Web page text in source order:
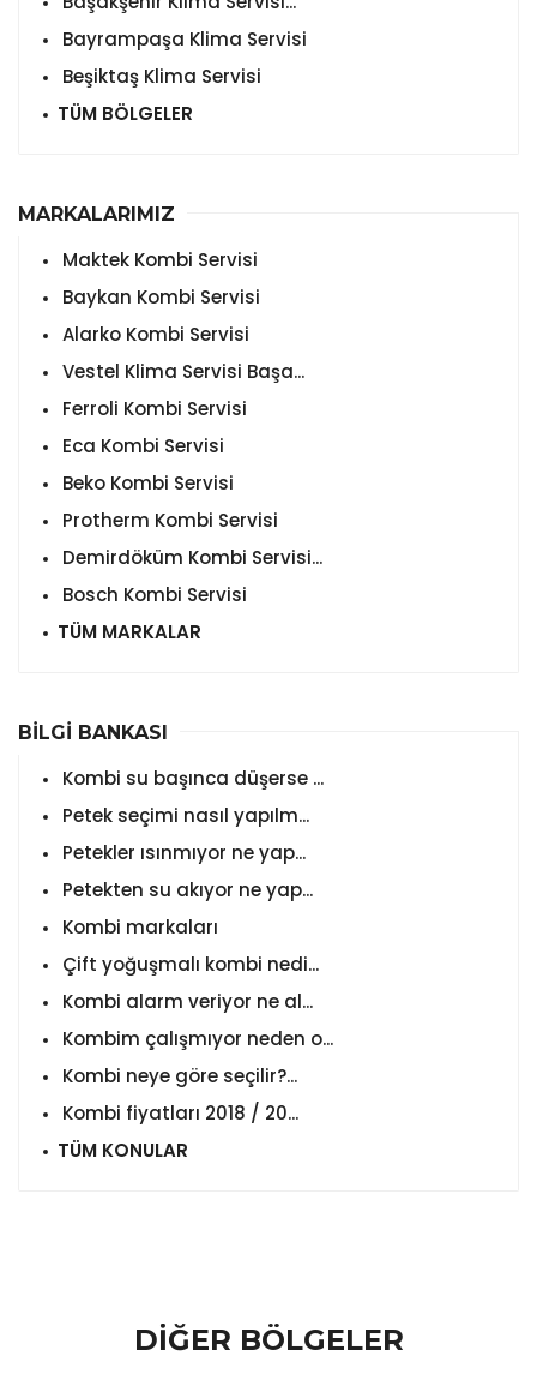
Bayrampaşa Klima Servisi
Beşiktaş Klima Servisi
TÜM BÖLGELER
MARKALARIMIZ
Maktek Kombi Servisi
Baykan Kombi Servisi
Alarko Kombi Servisi
Vestel Klima Servisi Başa...
Ferroli Kombi Servisi
Eca Kombi Servisi
Beko Kombi Servisi
Protherm Kombi Servisi
Demirdöküm Kombi Servisi...
Bosch Kombi Servisi
TÜM MARKALAR
BİLGİ BANKASI
Kombi su başınca düşerse ...
Petek seçimi nasıl yapılm...
Petekler ısınmıyor ne yap...
Petekten su akıyor ne yap...
Kombi markaları
Çift yoğuşmalı kombi nedi...
Kombi alarm veriyor ne al...
Kombim çalışmıyor neden o...
Kombi neye göre seçilir?...
Kombi fiyatları 2018 / 20...
TÜM KONULAR
DİĞER BÖLGELER